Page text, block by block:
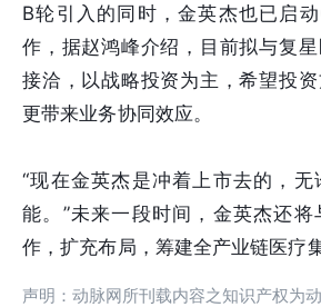
B轮引入的同时，金英杰也已启
作，据赵鸿峰介绍，目前拟与复
接洽，以战略投资为主，希望投资
更带来业务协同效应。
“现在金英杰是冲着上市去的，
能。”未来一段时间，金英杰还
作，扩充布局，筹建全产业链医疗集
声明：动脉网所刊载内容之知识产权为